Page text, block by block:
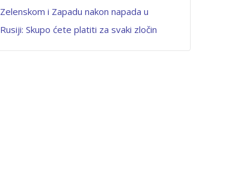
Zelenskom i Zapadu nakon napada u
Rusiji: Skupo ćete platiti za svaki zločin